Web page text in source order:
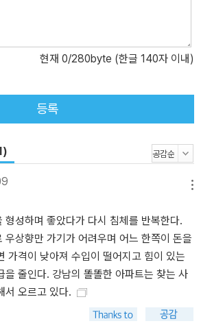
시나리오로 가정해 AI가 투자에 가지는 함의
. 이 책은 거시적 변화를 읽는 것에 그치지 않
질적인 영향을 살펴봐 거대한 리스크 속에
찾을 수 있도록 돕는다. 결국 이 다섯 가지 시
연결되어 하나의 거대한 ‘부의 지도’를 완성
돈의 시장을 꿰뚫어 보는 압도적인 시야를
림길》은 지금 세계가 던지는 시급한 질문에
자산의 경로를 바로잡아줄 단 하나의 생존
현재 0/280byte (한글 140자 이내)
등록
형성하며 좋았다가 다시 침체를 반복한다.
우상향만 가기가 어려우며 어느 한쪽이 돈을
가격이 낮아져 수입이 떨어지고 힘이 있는
을 줄인다. 강남의 똘똘한 아파트는 찾는 사
서 오르고 있다.